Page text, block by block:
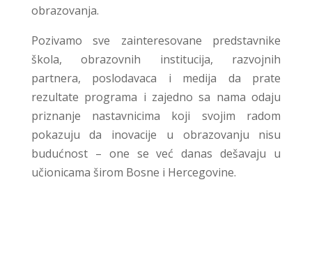
obrazovanja.
Pozivamo sve zainteresovane predstavnike
škola, obrazovnih institucija, razvojnih
partnera, poslodavaca i medija da prate
rezultate programa i zajedno sa nama odaju
priznanje nastavnicima koji svojim radom
pokazuju da inovacije u obrazovanju nisu
budućnost – one se već danas dešavaju u
učionicama širom Bosne i Hercegovine.